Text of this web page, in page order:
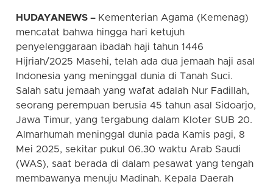
HUDAYANEWS – Kementerian Agama (Kemenag)
mencatat bahwa hingga hari ketujuh
penyelenggaraan ibadah haji tahun 1446
Hijriah/2025 Masehi, telah ada dua jemaah haji asal
Indonesia yang meninggal dunia di Tanah Suci.
Salah satu jemaah yang wafat adalah Nur Fadillah,
seorang perempuan berusia 45 tahun asal Sidoarjo,
Jawa Timur, yang tergabung dalam Kloter SUB 20.
Almarhumah meninggal dunia pada Kamis pagi, 8
Mei 2025, sekitar pukul 06.30 waktu Arab Saudi
(WAS), saat berada di dalam pesawat yang tengah
membawanya menuju Madinah. Kepala Daerah